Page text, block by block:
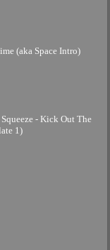
(aka Space Intro)
- Kick Out The
1)